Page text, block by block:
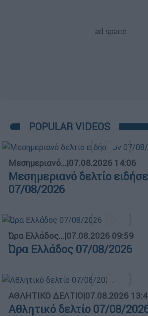
POPULAR VIDEOS
Μεσημεριανό...|07.08.2026 14:06
Μεσημεριανό δελτίο
07/08/2026
Ώρα Ελλάδος...|07.08.2026 09:59
Ώρα Ελλάδος 07/08/2026
ΑΘΛΗΤΙΚΟ ΔΕΛΤΙΟ|07.08.2026
Αθλητικό δελτίο 07/08/